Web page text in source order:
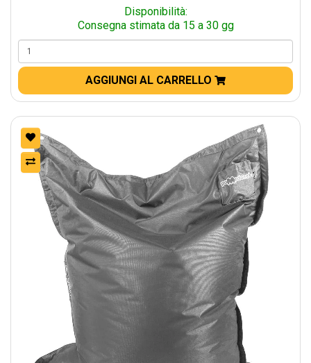
Disponibilità:
Consegna stimata da 15 a 30 gg
AGGIUNGI AL CARRELLO